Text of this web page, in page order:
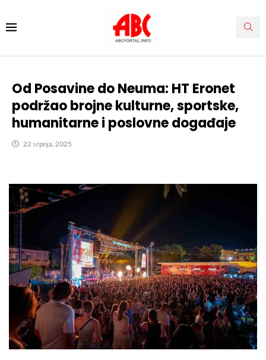
Od Posavine do Neuma: HT Eronet
podržao brojne kulturne, sportske,
humanitarne i poslovne događaje
22 srpnja, 2025